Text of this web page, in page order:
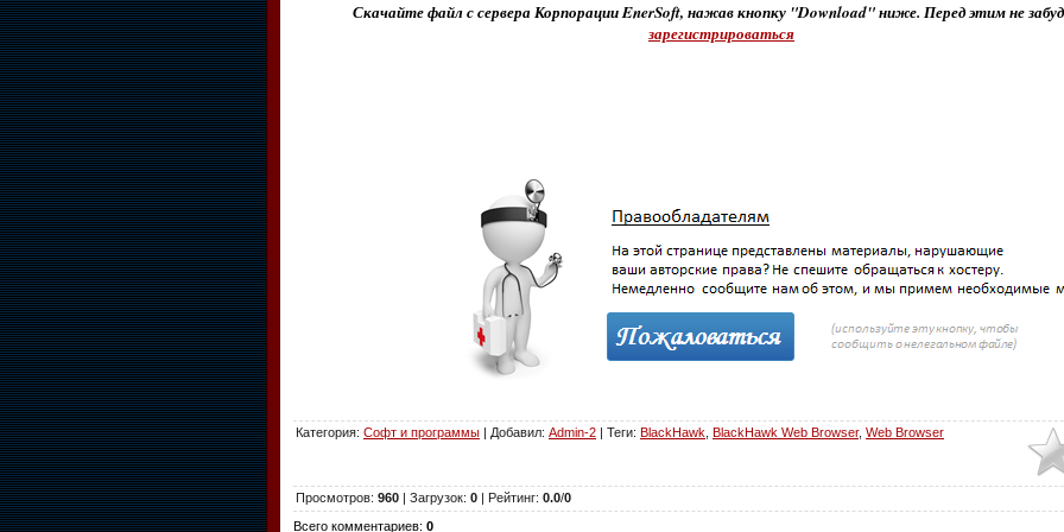
Скачайте файл с сервера Корпорации EnerSoft, нажав кнопку "Download" ниже. Перед этим не
зарегистрироваться
Категория: Софт и программы | Добавил: Admin-2 | Теги: BlackHawk BlackHawk Web Browser, Web Browser
Просмотров: 960 | Загрузок: 0 | Рейтинг: 0.0/0
Всего комментариев: 0